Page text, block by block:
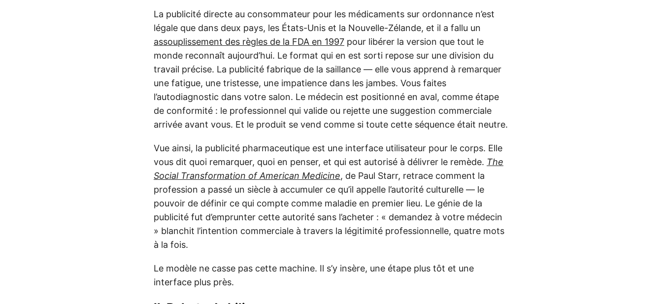
La publicité directe au consommateur pour les médicaments sur ordonnance n’est
légale que dans deux pays, les États-Unis et la Nouvelle-Zélande, et il a fallu un
assouplissement des règles de la FDA en 1997 pour libérer la version que tout le
monde reconnaît aujourd’hui. Le format qui en est sorti repose sur une division du
travail précise. La publicité fabrique de la saillance — elle vous apprend à remarquer
une fatigue, une tristesse, une impatience dans les jambes. Vous faites
l’autodiagnostic dans votre salon. Le médecin est positionné en aval, comme étape
de conformité : le professionnel qui valide ou rejette une suggestion commerciale
arrivée avant vous. Et le produit se vend comme si toute cette séquence était neutre.
Vue ainsi, la publicité pharmaceutique est une interface utilisateur pour le corps. Elle
vous dit quoi remarquer, quoi en penser, et qui est autorisé à délivrer le remède. The
Social Transformation of American Medicine, de Paul Starr, retrace comment la
profession a passé un siècle à accumuler ce qu’il appelle l’autorité culturelle — le
pouvoir de définir ce qui compte comme maladie en premier lieu. Le génie de la
publicité fut d’emprunter cette autorité sans l’acheter : « demandez à votre médecin
» blanchit l’intention commerciale à travers la légitimité professionnelle, quatre mots
à la fois.
Le modèle ne casse pas cette machine. Il s’y insère, une étape plus tôt et une
interface plus près.